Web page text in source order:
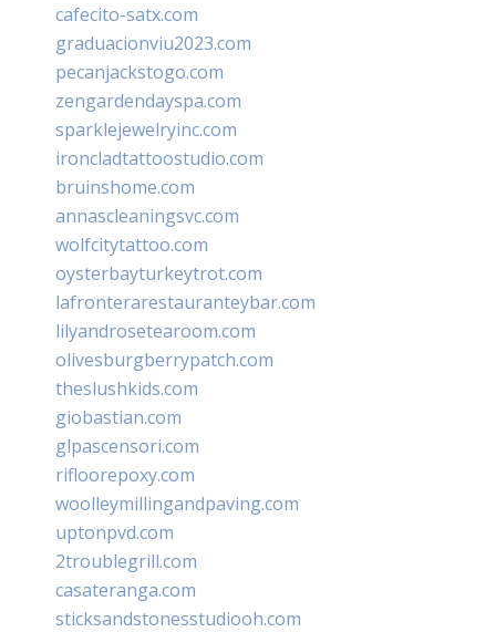
cafecito-satx.com
graduacionviu2023.com
pecanjackstogo.com
zengardendayspa.com
sparklejewelryinc.com
ironcladtattoostudio.com
bruinshome.com
annascleaningsvc.com
wolfcitytattoo.com
oysterbayturkeytrot.com
lafronterarestauranteybar.com
lilyandrosetearoom.com
olivesburgberrypatch.com
theslushkids.com
giobastian.com
glpascensori.com
rifloorepoxy.com
woolleymillingandpaving.com
uptonpvd.com
2troublegrill.com
casateranga.com
sticksandstonesstudiooh.com